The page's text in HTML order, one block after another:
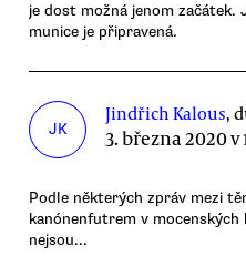
je dost možná jenom začátek.
munice je připravená.
JK
Jindřich Kalous,
3. března 2020 v
Podle některých zpráv mezi
kanónenfutrem v mocenských
nejsou...